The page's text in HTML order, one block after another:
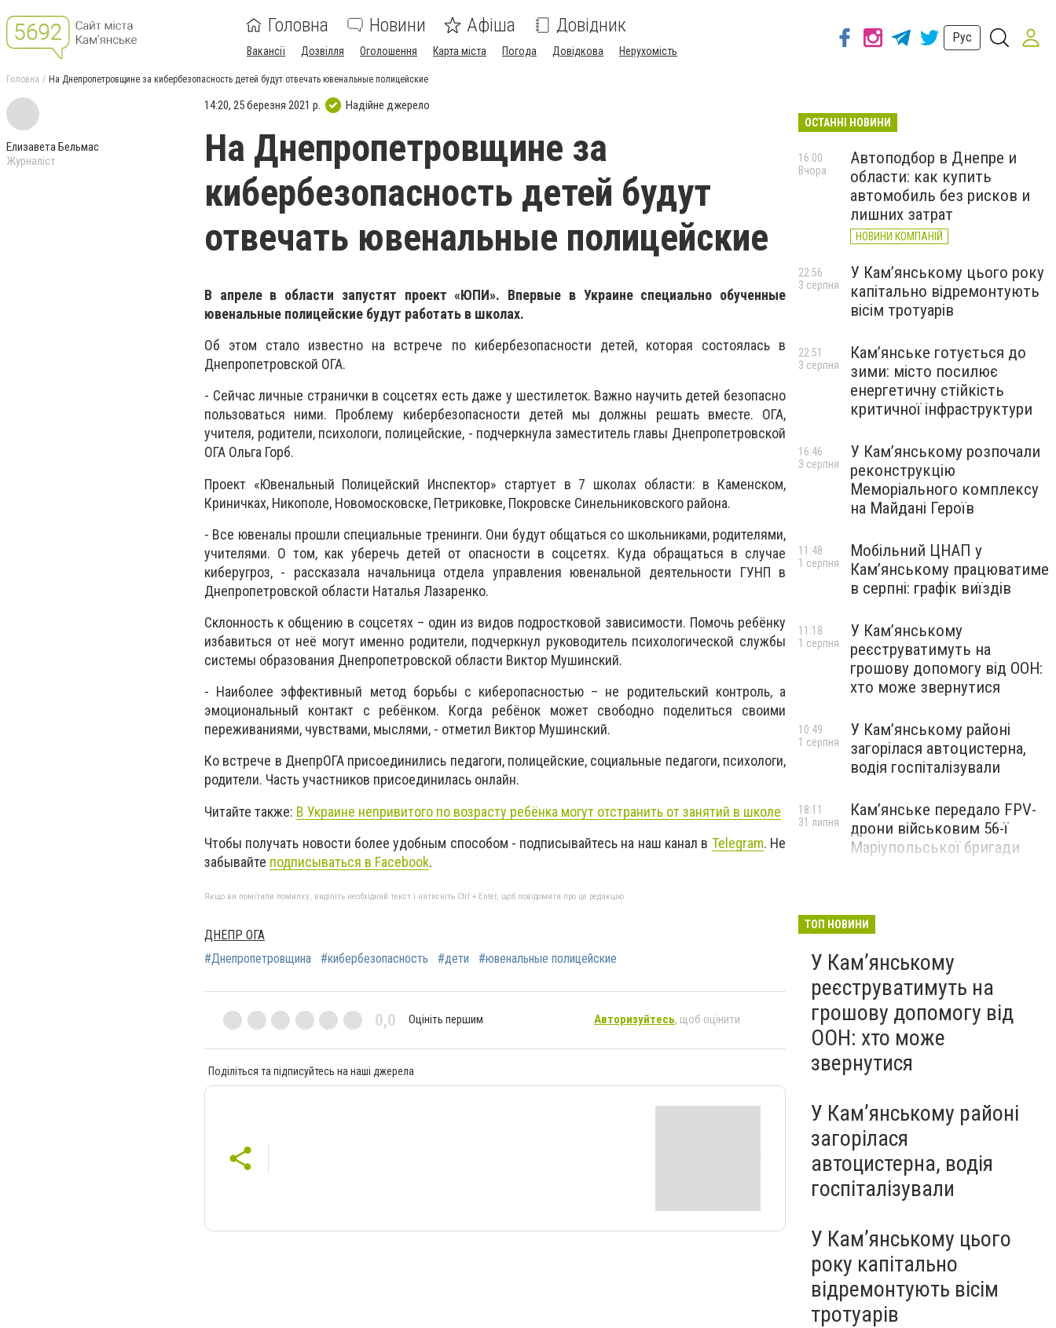
Головна Новини Афіша Довідник
Вакансії Дозвілля Оголошення Карта міста Погода Довідкова Нерухомість
Рус
Головна На Днепропетровщине за кибербезопасность детей будут отвечать ювенальные полицейские
Елизавета Бельмас
Журналіст
14:20, 25 березня 2021 р. Надійне джерело
На Днепропетровщине за
кибербезопасность детей будут
отвечать ювенальные полицейские
В апреле в области запустят проект «ЮПИ». Впервые в Украине специально обученные
ювенальные полицейские будут работать в школах.
Об этом стало известно на встрече по кибербезопасности детей, которая состоялась в
Днепропетровской ОГА.
- Сейчас личные странички в соцсетях есть даже у шестилеток. Важно научить детей безопасно
пользоваться ними. Проблему кибербезопасности детей мы должны решать вместе. ОГА,
учителя, родители, психологи, полицейские, - подчеркнула заместитель главы Днепропетровской
ОГА Ольга Горб.
Проект «Ювенальный Полицейский Инспектор» стартует в 7 школах области: в Каменском,
Криничках, Никополе, Новомосковске, Петриковке, Покровске Синельниковского района.
- Все ювеналы прошли специальные тренинги. Они будут общаться со школьниками, родителями,
учителями. О том, как уберечь детей от опасности в соцсетях. Куда обращаться в случае
киберугроз, - рассказала начальница отдела управления ювенальной деятельности ГУНП в
Днепропетровской области Наталья Лазаренко.
Склонность к общению в соцсетях – один из видов подростковой зависимости. Помочь ребёнку
избавиться от неё могут именно родители, подчеркнул руководитель психологической службы
системы образования Днепропетровской области Виктор Мушинский.
- Наиболее эффективный метод борьбы с киберопасностью – не родительский контроль, а
эмоциональный контакт с ребёнком. Когда ребёнок может свободно поделиться своими
переживаниями, чувствами, мыслями, - отметил Виктор Мушинский.
Ко встрече в ДнепрОГА присоединились педагоги, полицейские, социальные педагоги, психологи,
родители. Часть участников присоединилась онлайн.
Читайте также: В Украине непривитого по возрасту ребёнка могут отстранить от занятий в школе
Чтобы получать новости более удобным способом - подписывайтесь на наш канал в Telegram. Не
забывайте подписываться в Facebook.
Якщо ви помітили помилку, виділіть необхідний текст і натисніть Ctrl + Enter, щоб повідомити про це редакцію
ДНЕПР ОГА
#Днепропетровщина
#кибербезопасность #дети #ювенальные полицейские
0,0 Оцініть першим Авторизуйтесь, щоб оцінити
Поділіться та підписуйтесь на наші джерела
ОСТАННІ НОВИНИ
Автоподбор в Днепре и
области: как купить
автомобиль без рисков и
лишних затрат
НОВИНИ КОМПАНІЙ
16:00
Вчора
У Кам’янському цього року
капітально відремонтують
вісім тротуарів
22:56
3 серпня
Кам’янське готується до
зими: місто посилює
енергетичну стійкість
критичної інфраструктури
22:51
3 серпня
У Кам’янському розпочали
реконструкцію
Меморіального комплексу
на Майдані Героїв
16:46
3 серпня
Мобільний ЦНАП у
Кам’янському працюватиме
в серпні: графік виїздів
11:48
1 серпня
У Кам’янському
реєструватимуть на
грошову допомогу від ООН:
хто може звернутися
11:18
1 серпня
У Кам’янському районі
загорілася автоцистерна,
водія госпіталізували
10:49
1 серпня
Кам’янське передало FPV-
дрони військовим 56-ї
Маріупольської бригади
18:11
31 липня
ТОП НОВИНИ
У Кам’янському
реєструватимуть на
грошову допомогу від
ООН: хто може
звернутися
У Кам’янському районі
загорілася
автоцистерна, водія
госпіталізували
У Кам’янському цього
року капітально
відремонтують вісім
тротуарів